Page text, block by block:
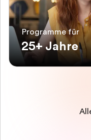
Programme für
25+ Jahre